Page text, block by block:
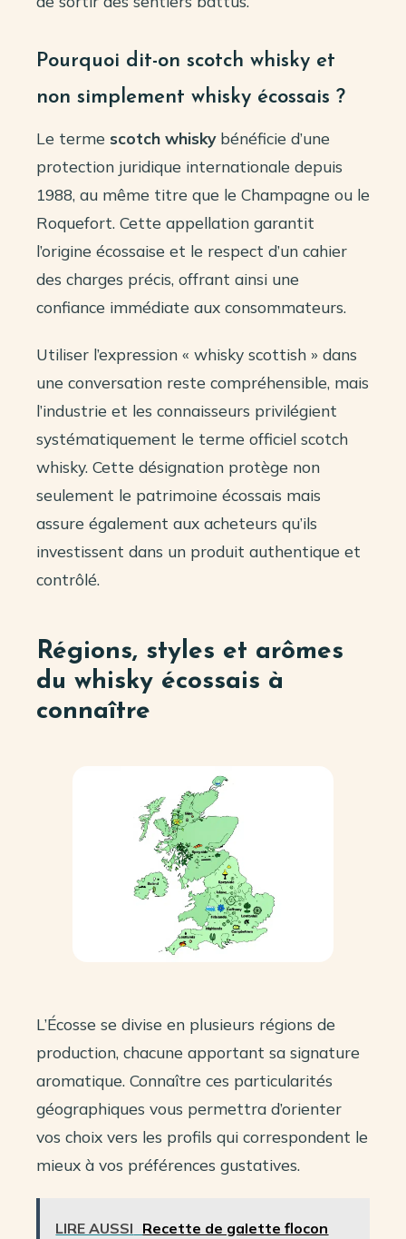
Pourquoi dit-on scotch whisky et
non simplement whisky écossais ?
Le terme scotch whiskybénéficie d’une
protection juridique internationale depuis
1988, au même titre que le Champagne ou le
Roquefort. Cette appellation garantit
l’origine écossaise et le respect d’un cahier
des charges précis, offrant ainsi une
confiance immédiate aux consommateurs.
Utiliser l’expression « whisky scottish » dans
une conversation reste compréhensible, mais
l’industrie et les connaisseurs privilégient
systématiquement le terme officiel scotch
whisky. Cette désignation protège non
seulement le patrimoine écossais mais
assure également aux acheteurs qu’ils
investissent dans un produit authentique et
contrôlé.
Régions, styles et arômes
du whisky écossais à
connaître
L’Écosse se divise en plusieurs régions de
production, chacune apportant sa signature
aromatique. Connaître ces particularités
géographiques vous permettra d’orienter
vos choix vers les profils qui correspondent le
mieux à vos préférences gustatives.
LIRE AUSSI Recette de galette flocon